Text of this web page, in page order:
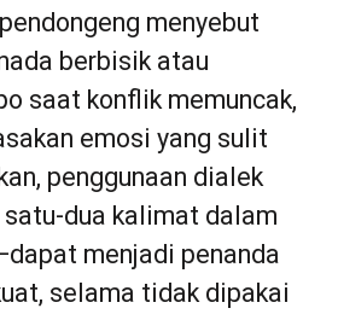
menyebut
berbisik atau
saat konflik memuncak,
emosi yang sulit
penggunaan dialek
dua kalimat dalam
menjadi penanda
selama tidak dipakai